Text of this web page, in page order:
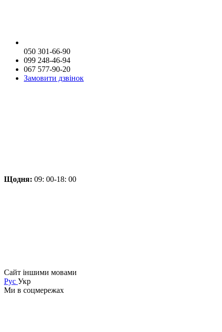
050 301-66-90
099 248-46-94
067 577-90-20
Замовити дзвінок
Щодня: 09: 00-18: 00
Сайт іншими мовами
Рус Укр
Ми в соцмережах